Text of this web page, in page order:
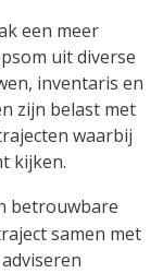
een meer
uit diverse
inventaris en
zijn belast met
waarbij
kijken.
betrouwbare
samen met